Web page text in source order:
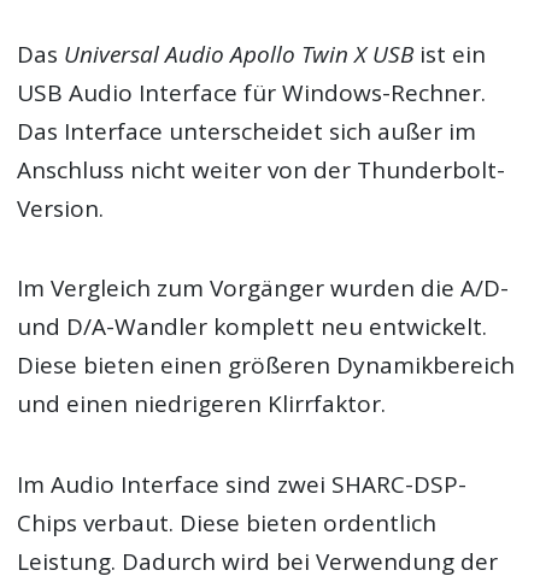
Das Universal Audio Apollo Twin X USBist ein
USB Audio Interface für Windows-Rechner.
Das Interface unterscheidet sich außer im
Anschluss nicht weiter von der Thunderbolt-
Version.
Im Vergleich zum Vorgänger wurden die A/D-
und D/A-Wandler komplett neu entwickelt.
Diese bieten einen größeren Dynamikbereich
und einen niedrigeren Klirrfaktor.
Im Audio Interface sind zwei SHARC-DSP-
Chips verbaut. Diese bieten ordentlich
Leistung. Dadurch wird bei Verwendung der